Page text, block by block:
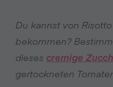
Du kannst von
bekommen?
dieses cremige
gertockneten